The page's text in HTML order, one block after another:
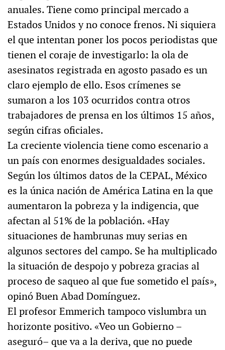
anuales. Tiene como principal mercado a
Estados Unidos y no conoce frenos. Ni siquiera
el que intentan poner los pocos periodistas que
tienen el coraje de investigarlo: la ola de
asesinatos registrada en agosto pasado es un
claro ejemplo de ello. Esos crímenes se
sumaron a los 103 ocurridos contra otros
trabajadores de prensa en los últimos 15 años,
según cifras oficiales.
La creciente violencia tiene como escenario a
un país con enormes desigualdades sociales.
Según los últimos datos de la CEPAL, México
es la única nación de América Latina en la que
aumentaron la pobreza y la indigencia, que
afectan al 51% de la población. «Hay
situaciones de hambrunas muy serias en
algunos sectores del campo. Se ha multiplicado
la situación de despojo y pobreza gracias al
proceso de saqueo al que fue sometido el país»,
opinó Buen Abad Domínguez.
El profesor Emmerich tampoco vislumbra un
horizonte positivo. «Veo un Gobierno –
aseguró– que va a la deriva, que no puede